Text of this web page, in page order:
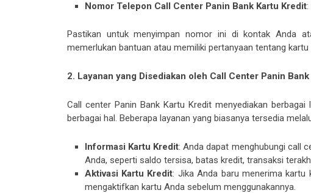
Nomor Telepon Call Center Panin Bank Kartu Kredit:
Pastikan untuk menyimpan nomor ini di kontak Anda
memerlukan bantuan atau memiliki pertanyaan tentang kartu
2. Layanan yang Disediakan oleh Call Center Panin Bank
Call center Panin Bank Kartu Kredit menyediakan
berbagai hal. Beberapa layanan yang biasanya tersedia
Informasi Kartu Kredit: Anda dapat menghubungi call
Anda, seperti saldo tersisa, batas kredit, transaksi
Aktivasi Kartu Kredit: Jika Anda baru menerima kartu
mengaktifkan kartu Anda sebelum menggunakannya.